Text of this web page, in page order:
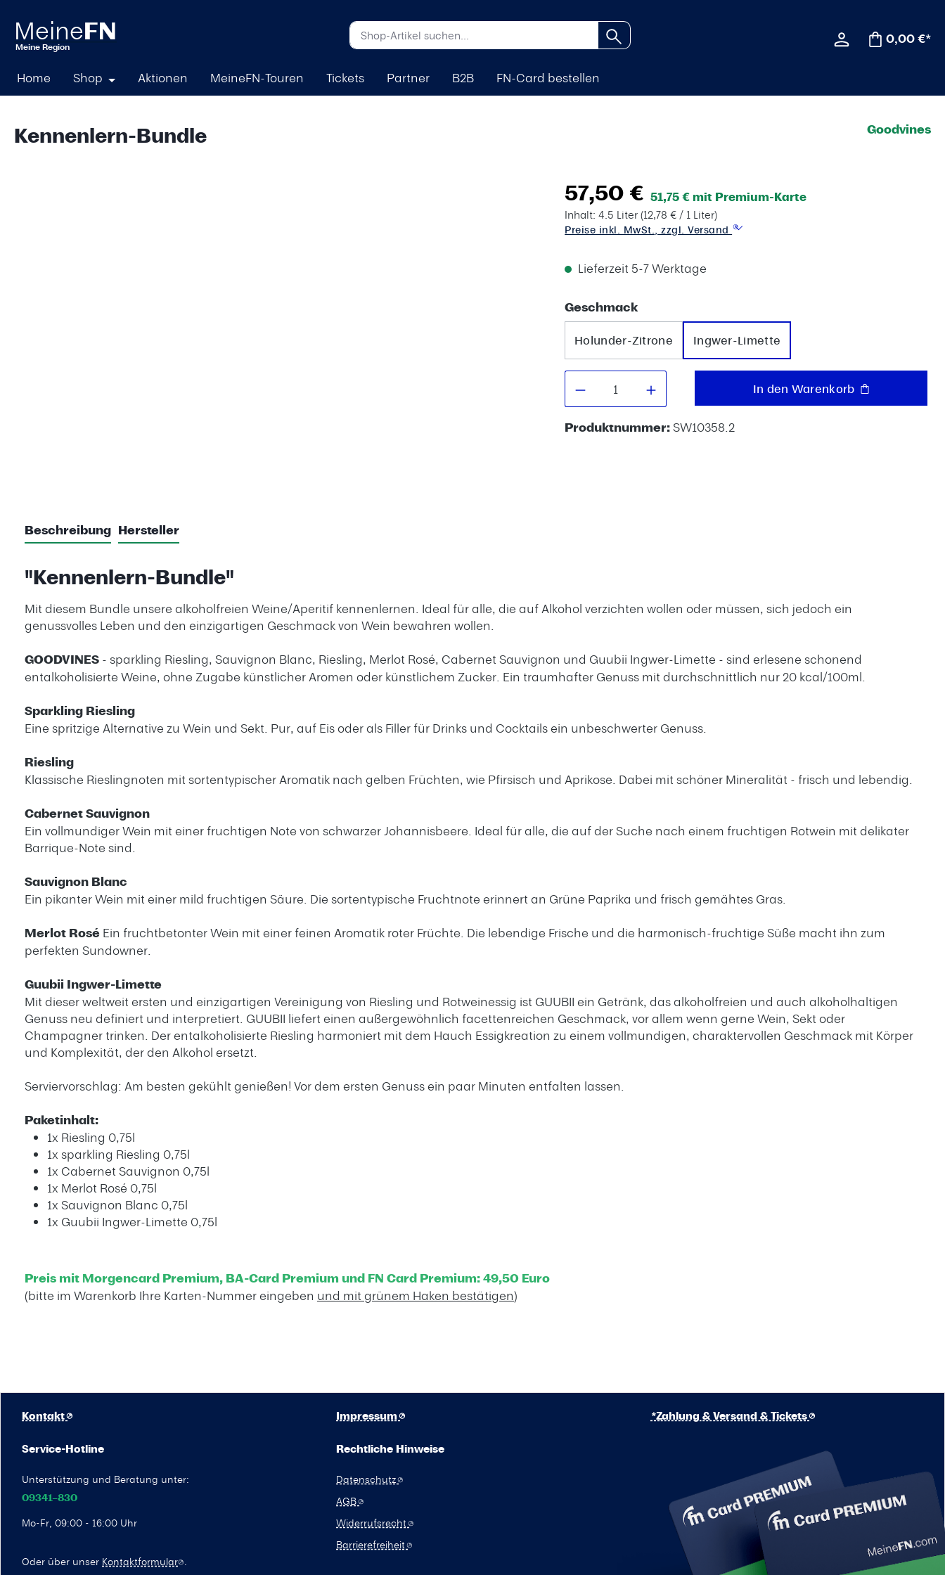
0,00 €*
Home Shop Aktionen MeineFN-Touren Tickets Partner B2B FN-Card bestellen
Kennenlern-Bundle Goodvines
57,50 € 51,75 € mit Premium-Karte
Inhalt:4.5 Liter(12,78 € / 1 Liter)
Preise inkl. MwSt., zzgl. Versand
Lieferzeit 5-7 Werktage
Geschmackauswählen
Holunder-Zitrone Ingwer-Limette
Produkt Anzahl: Gib den gewünschten
In den Warenkorb
Produktnummer:SW10358.2
Beschreibung Hersteller
"Kennenlern-Bundle"
Mit diesem Bundle unsere alkoholfreien Weine/Aperitif kennenlernen. Ideal für alle, die auf Alkohol verzichten wollen oder müssen, sich jedoch ein
genussvolles Leben und den einzigartigen Geschmack von Wein bewahren wollen.
GOODVINES - sparkling Riesling, Sauvignon Blanc, Riesling, Merlot Rosé, Cabernet Sauvignon und Guubii Ingwer-Limette - sind erlesene schonend
entalkoholisierte Weine, ohne Zugabe künstlicher Aromen oder künstlichem Zucker. Ein traumhafter Genuss mit durchschnittlich nur 20 kcal/100ml.
Sparkling Riesling
Eine spritzige Alternative zu Wein und Sekt. Pur, auf Eis oder als Filler für Drinks und Cocktails ein unbeschwerter Genuss.
Riesling
Klassische Rieslingnoten mit sortentypischer Aromatik nach gelben Früchten, wie Pfirsisch und Aprikose. Dabei mit schöner Mineralität - frisch und lebendig.
Cabernet Sauvignon
Ein vollmundiger Wein mit einer fruchtigen Note von schwarzer Johannisbeere. Ideal für alle, die auf der Suche nach einem fruchtigen Rotwein mit delikater
Barrique-Note sind.
Sauvignon Blanc
Ein pikanter Wein mit einer mild fruchtigen Säure. Die sortentypische Fruchtnote erinnert an Grüne Paprika und frisch gemähtes Gras.
Merlot Rosé Ein fruchtbetonter Wein mit einer feinen Aromatik roter Früchte. Die lebendige Frische und die harmonisch-fruchtige Süße macht ihn zum
perfekten Sundowner.
Guubii Ingwer-Limette
Mit dieser weltweit ersten und einzigartigen Vereinigung von Riesling und Rotweinessig ist GUUBII ein Getränk, das alkoholfreien und auch alkoholhaltigen
Genuss neu definiert und interpretiert. GUUBII liefert einen außergewöhnlich facettenreichen Geschmack, vor allem wenn gerne Wein, Sekt oder
Champagner trinken. Der entalkoholisierte Riesling harmoniert mit dem Hauch Essigkreation zu einem vollmundigen, charaktervollen Geschmack mit Körper
und Komplexität, der den Alkohol ersetzt.
Serviervorschlag: Am besten gekühlt genießen! Vor dem ersten Genuss ein paar Minuten entfalten lassen.
Paketinhalt:
1x Riesling 0,75l
1x sparkling Riesling 0,75l
1x Cabernet Sauvignon 0,75l
1x Merlot Rosé 0,75l
1x Sauvignon Blanc 0,75l
1x Guubii Ingwer-Limette 0,75l
Preis mit Morgencard Premium, BA-Card Premium und FN Card Premium: 49,50 Euro
(bitte im Warenkorb Ihre Karten-Nummer eingeben und mit grünem Haken bestätigen)
Service-Hotline
Unterstützung und Beratung unter:
09341–830
Mo-Fr, 09:00 - 16:00 Uhr
Oder über unser Kontaktformular .
Kontakt Impressum *Zahlung & Versand & Tickets
Rechtliche Hinweise
Datenschutz
AGB
Widerrufsrecht
Barrierefreiheit